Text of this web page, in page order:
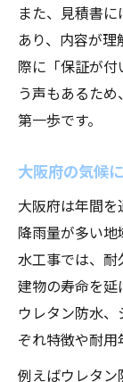
掃除
防水
防水
また、見積書
あり、内容が
際に「保証が
う声もあるた
第一歩です。
大阪府の気候
大阪府は年間
降雨量が多い
水工事では、
建物の寿命を延
ウレタン防水
ぞれ特徴や耐用
例えばウレタ